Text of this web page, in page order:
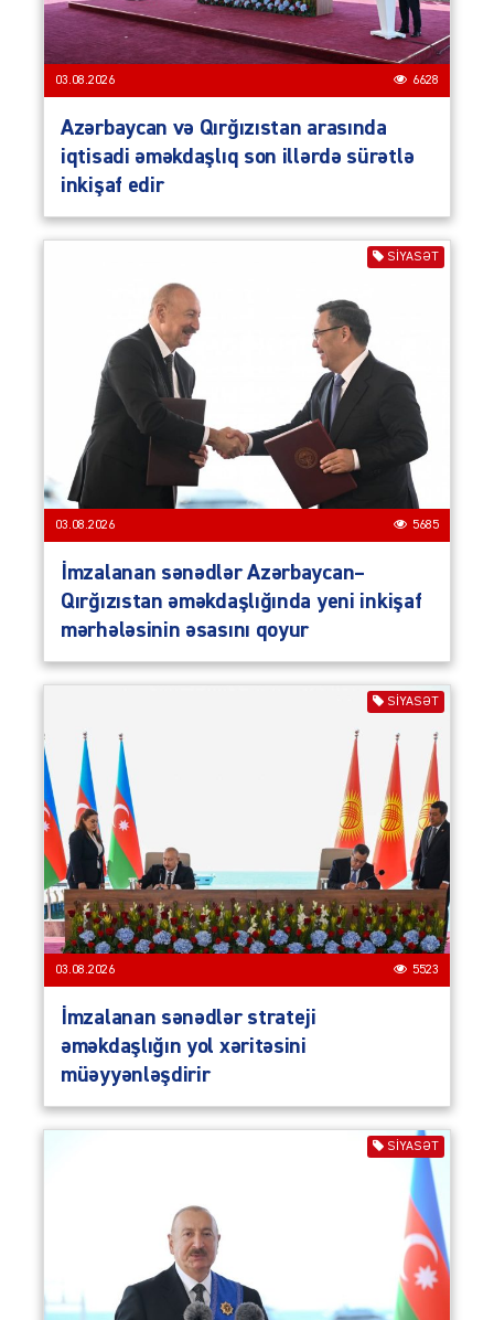
03.08.2026 6628
Azərbaycan və Qırğızıstan arasında
iqtisadi əməkdaşlıq son illərdə sürətlə
inkişaf edir
SIYASƏT
03.08.2026 5685
İmzalanan sənədlər Azərbaycan–
Qırğızıstan əməkdaşlığında yeni inkişaf
mərhələsinin əsasını qoyur
SIYASƏT
03.08.2026 5523
İmzalanan sənədlər strateji
əməkdaşlığın yol xəritəsini
müəyyənləşdirir
SIYASƏT